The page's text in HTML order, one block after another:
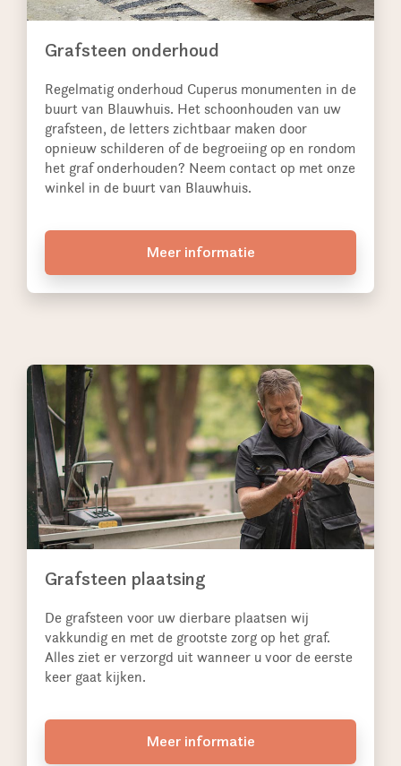
Grafsteen onderhoud
Regelmatig onderhoud Cuperus monumenten in de
buurt van Blauwhuis. Het schoonhouden van uw
grafsteen, de letters zichtbaar maken door
opnieuw schilderen of de begroeiing op en rondom
het graf onderhouden? Neem contact op met onze
winkel in de buurt van Blauwhuis.
Meer informatie
Grafsteen plaatsing
De grafsteen voor uw dierbare plaatsen wij
vakkundig en met de grootste zorg op het graf.
Alles ziet er verzorgd uit wanneer u voor de eerste
keer gaat kijken.
Meer informatie